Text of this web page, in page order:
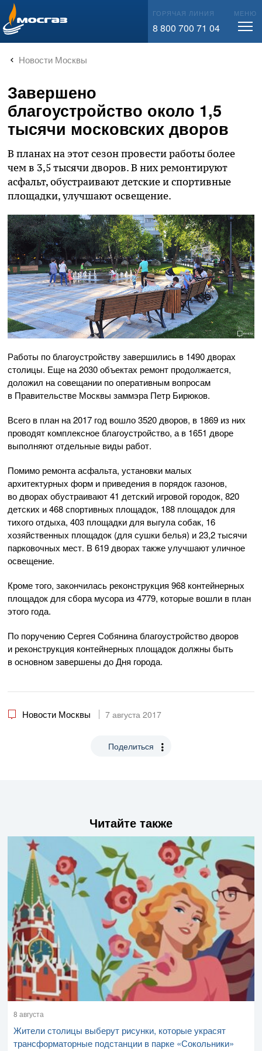
info@mos-gaz.ru ГОРЯЧАЯ ЛИНИЯ
8 800 700 71 04
МЕНЮ
Новости Москвы
Завершено
благоустройство около 1,5
тысячи московских дворов
В планах на этот сезон провести работы более
чем в 3,5 тысячи дворов. В них ремонтируют
асфальт, обустраивают детские и спортивные
площадки, улучшают освещение.
Работы по благоустройству завершились в 1490 дворах
столицы. Еще на 2030 объектах ремонт продолжается,
доложил на совещании по оперативным вопросам
в Правительстве Москвы заммэра Петр Бирюков.
Всего в план на 2017 год вошло 3520 дворов, в 1869 из них
проводят комплексное благоустройство, а в 1651 дворе
выполняют отдельные виды работ.
Помимо ремонта асфальта, установки малых
архитектурных форм и приведения в порядок газонов,
во дворах обустраивают 41 детский игровой городок, 820
детских и 468 спортивных площадок, 188 площадок для
тихого отдыха, 403 площадки для выгула собак, 16
хозяйственных площадок (для сушки белья) и 23,2 тысячи
парковочных мест. В 619 дворах также улучшают уличное
освещение.
Кроме того, закончилась реконструкция 968 контейнерных
площадок для сбора мусора из 4779, которые вошли в план
этого года.
По поручению Сергея Собянина благоустройство дворов
и реконструкция контейнерных площадок должны быть
в основном завершены до Дня города.
Новости Москвы 7 августа 2017
Поделиться
Читайте также
8 августа
Жители столицы выберут рисунки, которые украсят
трансформаторные подстанции в парке «Сокольники»